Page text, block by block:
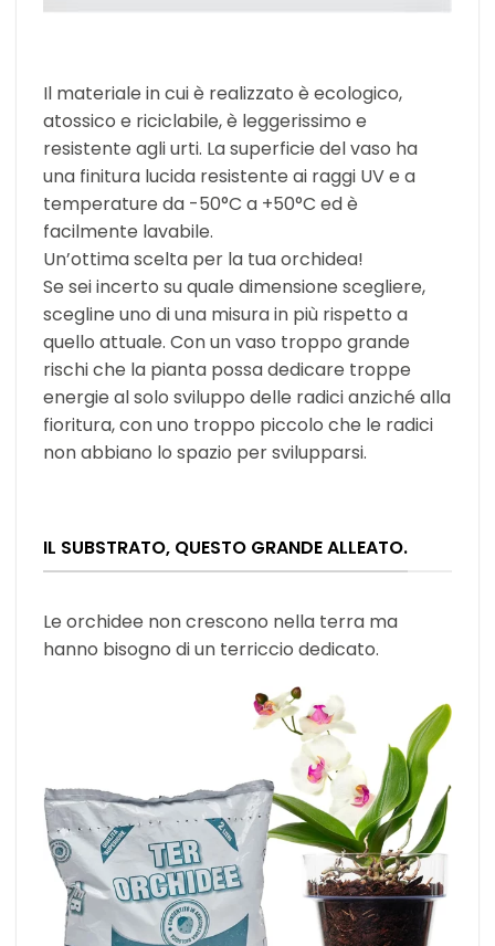
Il materiale in cui è realizzato è ecologico,
atossico e riciclabile, è leggerissimo e
resistente agli urti. La superficie del vaso ha
una finitura lucida resistente ai raggi UV e a
temperature da -50°C a +50°C ed è
facilmente lavabile.
Un’ottima scelta per la tua orchidea!
Se sei incerto su quale dimensione scegliere,
scegline uno di una misura in più rispetto a
quello attuale. Con un vaso troppo grande
rischi che la pianta possa dedicare troppe
energie al solo sviluppo delle radici anziché alla
fioritura, con uno troppo piccolo che le radici
non abbiano lo spazio per svilupparsi.
IL SUBSTRATO, QUESTO GRANDE ALLEATO.
Le orchidee non crescono nella terra ma
hanno bisogno di un terriccio dedicato.